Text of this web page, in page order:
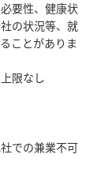
要性、健康状
の状況等、就
ことがありま
限なし
での兼業不可